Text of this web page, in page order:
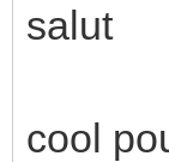
salut
cool